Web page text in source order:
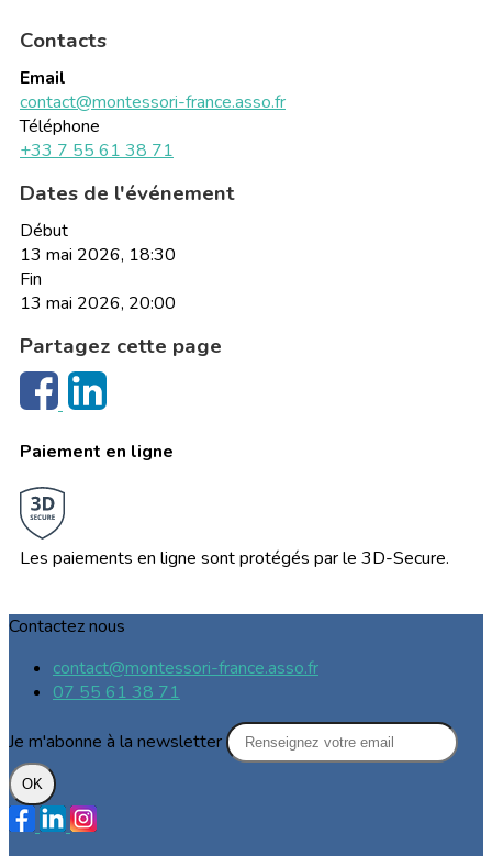
Contacts
Email
contact@montessori-france.asso.fr
Téléphone
+33 7 55 61 38 71
Dates de l'événement
Début
13 mai 2026, 18:30
Fin
13 mai 2026, 20:00
Partagez cette page
Paiement en ligne
Les paiements en ligne sont protégés par le 3D-Secure.
Contactez nous
contact@montessori-france.asso.fr
07 55 61 38 71
Je m'abonne à la newsletter
OK